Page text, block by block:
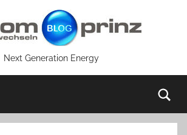
Next Generation Energy